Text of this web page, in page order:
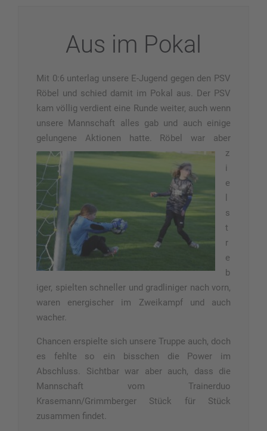
Aus im Pokal
Mit 0:6 unterlag unsere E-Jugend gegen den PSV
Röbel und schied damit im Pokal aus. Der PSV
kam völlig verdient eine Runde weiter, auch wenn
unsere Mannschaft alles gab und auch einige
gelungene Aktionen hatte. Röbel war aber
z
i
e
s
t
r
e
b
iger, spielten schneller und gradliniger nach vorn,
waren energischer im Zweikampf und auch
wacher.
Chancen erspielte sich unsere Truppe auch, doch
es fehlte so ein bisschen die Power im
Abschluss. Sichtbar war aber auch, dass die
Mannschaft vom Trainerduo
Krasemann/Grimmberger Stück für Stück
zusammen findet.